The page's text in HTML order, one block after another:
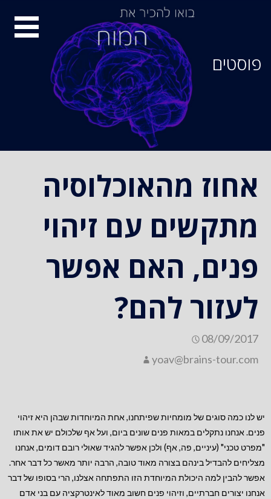
פוסטים
אחוז מהאוכלוסיה
מתקשים עם זיהוי
פנים, האם אפשר
לעזור להם?
08/09/2017
yoav@brains-tour.com
יש לנו כמה סוגים של מומחיות שפיתחנו, אחת המיוחדות שבהן היא זיהוי
פנים. אנחנו נתקלים במאות פנים שונים ביום, ועל אף שלכולם יש את אותו
"מפרט טכני" (עיניים, פה, אף) ולכן אפשר להגיד שאולי רובם דומים, אנחנו
מצליחים להבדיל בינהם בצורה מאוד טובה, הרבה יותר מאשר כל דבר אחר.
אפשר להבין למה היכולת המיוחדת הזו התפתחה אצלנו, הרי בסופו של דבר
אנחנו יצורים חברתיים, וזיהוי פנים חשוב מאוד לאינטרקציה עם בני אדם